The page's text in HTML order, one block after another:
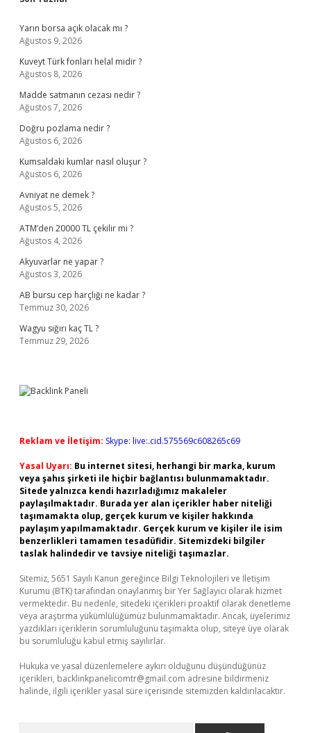
Sidebar
Yarın borsa açık olacak mı ?
Ağustos 9, 2026
Kuveyt Türk fonları helal midir ?
Ağustos 8, 2026
Madde satmanın cezası nedir ?
Ağustos 7, 2026
Doğru pozlama nedir ?
Ağustos 6, 2026
Kumsaldaki kumlar nasıl oluşur ?
Ağustos 6, 2026
Avniyat ne demek ?
Ağustos 5, 2026
ATM’den 20000 TL çekilir mi ?
Ağustos 4, 2026
Akyuvarlar ne yapar ?
Ağustos 3, 2026
AB bursu cep harçlığı ne kadar ?
Temmuz 30, 2026
Wagyu sığırı kaç TL ?
Temmuz 29, 2026
Reklam ve İletişim: Skype: live:.cid.575569c608265c69
Yasal Uyarı: Bu internet sitesi, herhangi bir marka, kurum
veya şahıs şirketi ile hiçbir bağlantısı bulunmamaktadır.
Sitede yalnızca kendi hazırladığımız makaleler
paylaşılmaktadır. Burada yer alan içerikler haber niteliği
taşımamakta olup, gerçek kurum ve kişiler hakkında
paylaşım yapılmamaktadır. Gerçek kurum ve kişiler ile isim
benzerlikleri tamamen tesadüfidir. Sitemizdeki bilgiler
taslak halindedir ve tavsiye niteliği taşımazlar.
Sitemiz, 5651 Sayılı Kanun gereğince Bilgi Teknolojileri ve İletişim
Kurumu (BTK) tarafından onaylanmış bir Yer Sağlayıcı olarak hizmet
vermektedir. Bu nedenle, sitedeki içerikleri proaktif olarak denetleme
veya araştırma yükümlülüğümüz bulunmamaktadır. Ancak, üyelerimiz
yazdıkları içeriklerin sorumluluğunu taşımakta olup, siteye üye olarak
bu sorumluluğu kabul etmiş sayılırlar.
Hukuka ve yasal düzenlemelere aykırı olduğunu düşündüğünüz
içerikleri, backlinkpanelicomtr@gmail.com adresine bildirmeniz
halinde, ilgili içerikler yasal süre içerisinde sitemizden kaldırılacaktır.